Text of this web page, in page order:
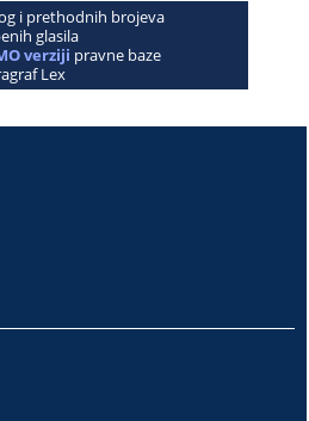
i prethodnih brojeva
glasila
verziji pravne baze
Lex